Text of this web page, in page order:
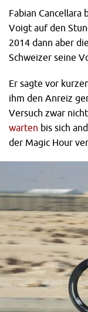
Fabian Cancellara
Voigt auf den
2014 dann aber
Schweizer seine
Er sagte vor
ihm den Anreiz
Versuch zwar
warten bis sich
der Magic Hour